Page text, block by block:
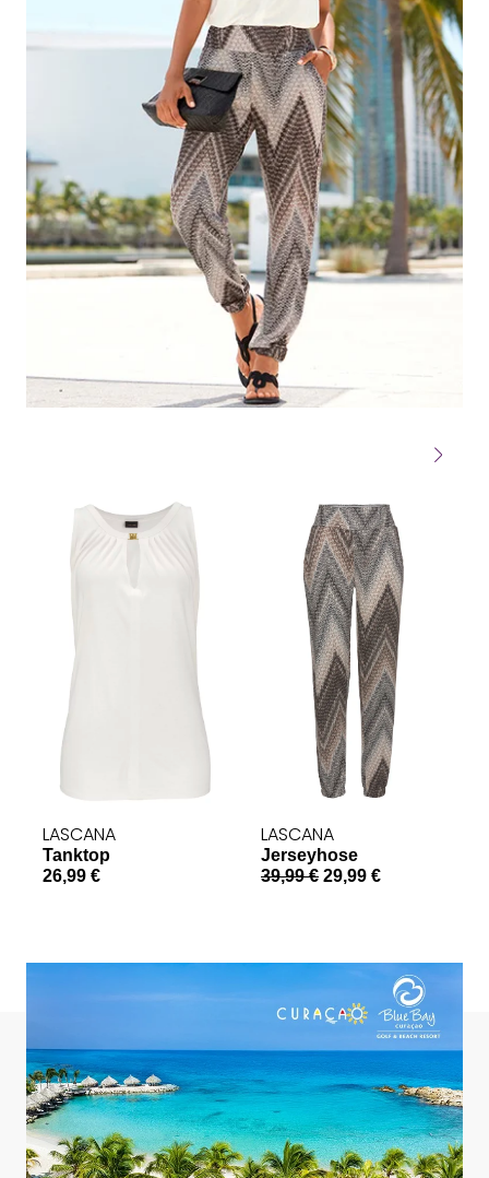
LASCANA
Tanktop
26,99 €
LASCANA
Jerseyhose
39,99 € 29,99 €